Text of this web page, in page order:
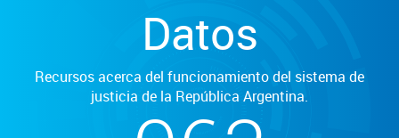
Datos
Recursos acerca del funcionamiento del sistema de
justicia de la República Argentina.